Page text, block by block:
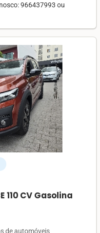
966437993 ou
110 CV Gasolina
de automóveis